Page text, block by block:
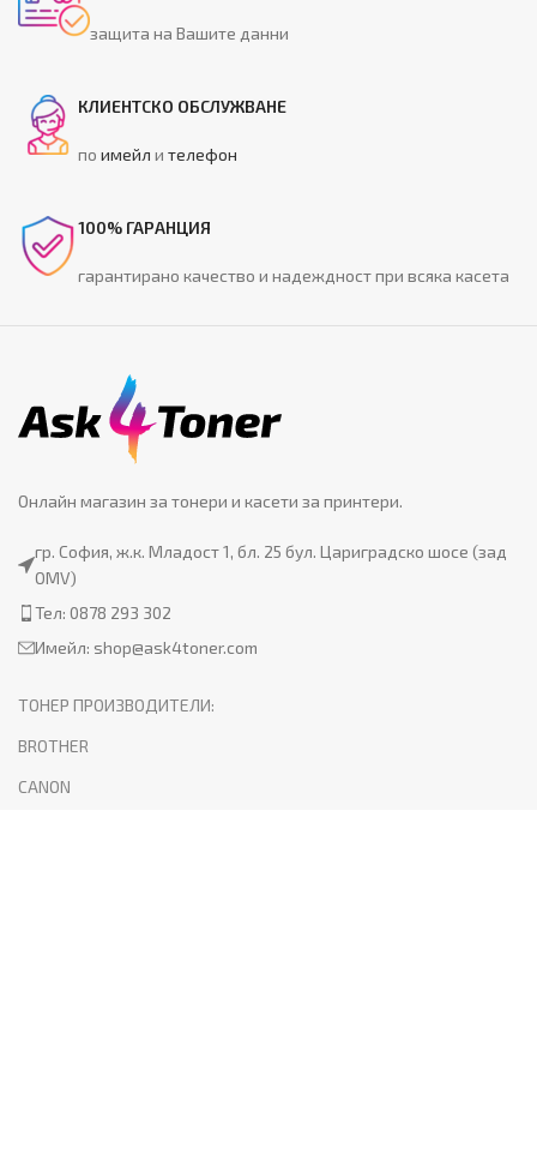
защита на Вашите данни
КЛИЕНТСКО ОБСЛУЖВАНЕ
поимейл ителефон
100% ГАРАНЦИЯ
гарантирано качество и надеждност при всяка касета
Онлайн магазин за тонери и касети за принтери.
гр. София, ж.к. Младост 1, бл. 25 бул. Цариградско шосе (зад
OMV)
Тел: 0878 293 302
Имейл: shop@ask4toner.com
ТОНЕР ПРОИЗВОДИТЕЛИ:
BROTHER
CANON